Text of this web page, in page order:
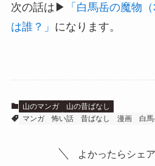
次の話は▶
「白馬岳の魔物
は誰？」 になります。
山のマンガ
山の昔ばなし
マンガ
怖い話 昔ばなし 漫画 白
よかったらシェ